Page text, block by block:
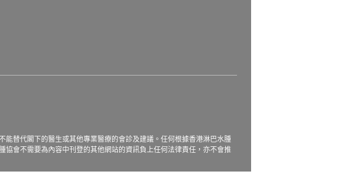
替代閣下的醫生或其他專業醫療的會診及建議。任何根據香港淋巴水腫
會不需要為內容中刊登的其他網站的資訊負上任何法律責任，亦不會推